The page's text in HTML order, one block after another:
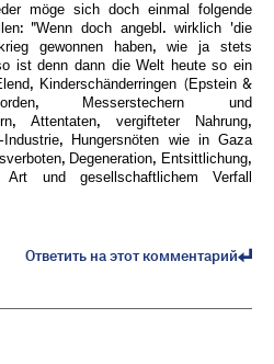
möge sich doch einmal folgende
"Wenn doch angebl. wirklich 'die
gewonnen haben, wie ja stets
ist denn dann die Welt heute so ein
Kinderschänderringen (Epstein &
Messerstechern und
Attentaten, vergifteter Nahrung,
Industrie, Hungersnöten wie in Gaza
Degeneration, Entsittlichung,
Art und gesellschaftlichem Verfall
Ответить на этот комментарий